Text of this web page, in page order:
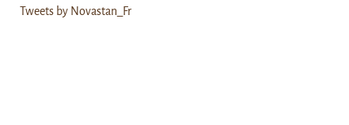
Tweets by Novastan_Fr